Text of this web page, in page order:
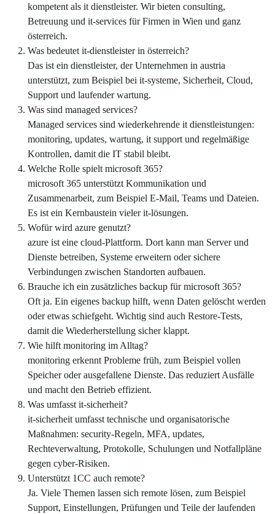
kompetent als it dienstleister. Wir bieten consulting,
Betreuung und it-services für Firmen in Wien und ganz
österreich.
Was bedeutet it-dienstleister in österreich?
Das ist ein dienstleister, der Unternehmen in austria
unterstützt, zum Beispiel bei it-systeme, Sicherheit, Cloud,
Support und laufender wartung.
Was sind managed services?
Managed services sind wiederkehrende it dienstleistungen:
monitoring, updates, wartung, it support und regelmäßige
Kontrollen, damit die IT stabil bleibt.
Welche Rolle spielt microsoft 365?
microsoft 365 unterstützt Kommunikation und
Zusammenarbeit, zum Beispiel E-Mail, Teams und Dateien.
Es ist ein Kernbaustein vieler it-lösungen.
Wofür wird azure genutzt?
azure ist eine cloud-Plattform. Dort kann man Server und
Dienste betreiben, Systeme erweitern oder sichere
Verbindungen zwischen Standorten aufbauen.
Brauche ich ein zusätzliches backup für microsoft 365?
Oft ja. Ein eigenes backup hilft, wenn Daten gelöscht werden
oder etwas schiefgeht. Wichtig sind auch Restore-Tests,
damit die Wiederherstellung sicher klappt.
Wie hilft monitoring im Alltag?
monitoring erkennt Probleme früh, zum Beispiel vollen
Speicher oder ausgefallene Dienste. Das reduziert Ausfälle
und macht den Betrieb effizient.
Was umfasst it-sicherheit?
it-sicherheit umfasst technische und organisatorische
Maßnahmen: security-Regeln, MFA, updates,
Rechteverwaltung, Protokolle, Schulungen und Notfallpläne
gegen cyber-Risiken.
Unterstützt 1CC auch remote?
Ja. Viele Themen lassen sich remote lösen, zum Beispiel
Support, Einstellungen, Prüfungen und Teile der laufenden